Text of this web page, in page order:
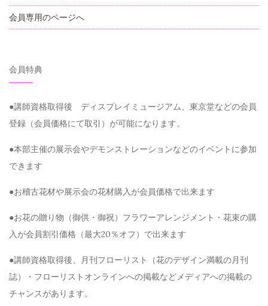
会員専用のページへ
会員特典
●講師資格取得後 ディスプレイミュージアム、東京堂などの会員
登録（会員価格にて取引）が可能になります。
●本部主催の展示会やデモンストレーションなどのイベントに参加
できます
●お稽古花材や展示会の花材購入が会員価格で出来ます
●お花の贈り物（御供・御祝）フラワーアレンジメント・花束の購
入が会員割引価格（最大20％オフ）で出来ます
●講師資格取得後、月刊フローリスト（花のデザイン満載の月刊
誌）・フローリストオンラインへの掲載などメディアへの掲載の
チャンスがあります。